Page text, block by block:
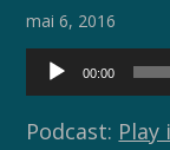
o
k
mai 6, 2016
Lecteur
audio
00:00
Podcast: Play